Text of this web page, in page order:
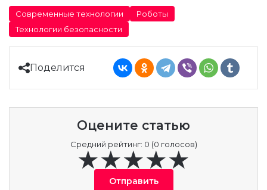
Современные технологии
Роботы
Технологии безопасности
Поделится
Оцените статью
Средний рейтинг: 0 (0 голосов)
Отправить